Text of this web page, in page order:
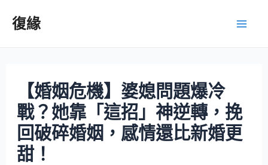
復緣
【婚姻危機】婆媳問題爆冷
戰？她靠「這招」神逆轉，挽
回破碎婚姻，感情還比新婚更
甜！